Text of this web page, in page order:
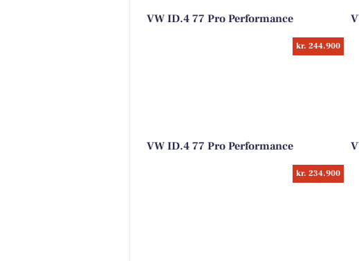
VW ID.4 77 Pro Performance
kr. 244.900
VW ID.4 77 Pro Performance
kr. 234.900